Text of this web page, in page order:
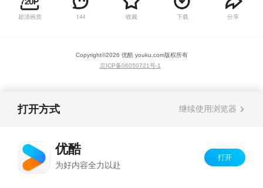
得上辈子的爱。妖如果痴情的话，就去找狐妖“购
买”一项服务，让投胎转世的人，回忆起前世的
过程当中发生的一系列有趣、神秘的故事。
超清画质 144 收藏 下载 分享
Copyright©2026 优酷 youku.com版权所有
京ICP备06050721号-1
打开方式 继续使用浏览器
优酷
为好内容全力以赴
打开